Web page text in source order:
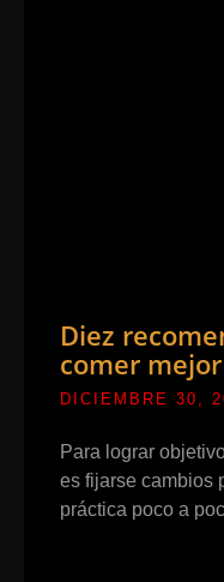
Diez
comer mejor
DICIEMBRE 30,
Para lograr
es fijarse cambios
práctica poco a